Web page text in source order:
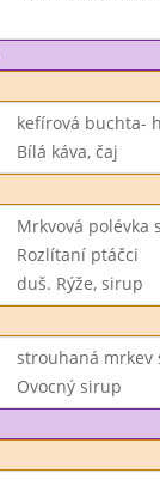
kefírová buchta-
Bílá káva, čaj
Mrkvová polévka
Rozlítaní ptáčci
duš. Rýže, sirup
strouhaná mrkev
Ovocný sirup